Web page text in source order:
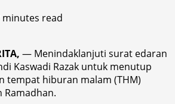
minutes read
— Menindaklanjuti surat edaran
Kaswadi Razak untuk menutup
tempat hiburan malam (THM)
Ramadhan.